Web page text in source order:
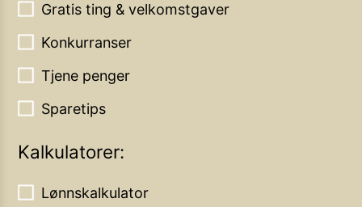
Gratis ting & velkomstgaver
Konkurranser
Tjene penger
Sparetips
Kalkulatorer:
Lønnskalkulator